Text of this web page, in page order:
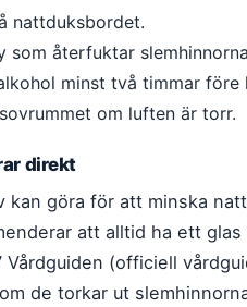
nattduksbordet.
som återfuktar
minst två timmar före
om luften är torr.
direkt
kan göra för att minska
att alltid ha ett
Vårdguiden (officiell
de torkar ut